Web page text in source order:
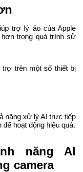
trợ lý ảo của Apple
trong quá trình sử
trợ trên một số thiết bị
năng xử lý AI trực tiếp
hoạt động hiệu quả.
năng AI
camera